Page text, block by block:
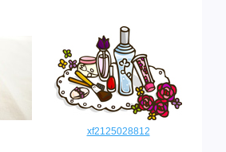
xf2125028812